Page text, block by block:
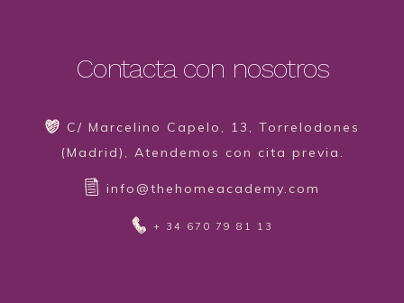
Contacta con nosotros
C/ Marcelino Capelo, 13, Torrelodones
(Madrid), Atendemos con cita previa.
info@thehomeacademy.com
+ 34 670 79 81 13